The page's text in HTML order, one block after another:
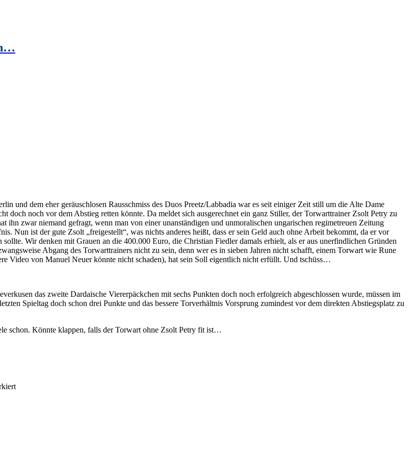
und dem eher geräuschlosen Rausschmiss des Duos Preetz/Labbadia war es seit einiger Zeit still um die Alte Dame
doch noch vor dem Abstieg retten könnte. Da meldet sich ausgerechnet ein ganz Stiller, der Torwarttrainer Zsolt Petry zu
zwar niemand gefragt, wenn man von einer unanständigen und unmoralischen ungarischen regimetreuen Zeitung
Nun ist der gute Zsolt „freigestellt“, was nichts anderes heißt, dass er sein Geld auch ohne Arbeit bekommt, da er vor
Wir denken mit Grauen an die 400.000 Euro, die Christian Fiedler damals erhielt, als er aus unerfindlichen Gründen
Abgang des Torwarttrainers nicht zu sein, denn wer es in sieben Jahren nicht schafft, einem Torwart wie Rune
Video von Manuel Neuer könnte nicht schaden), hat sein Soll eigentlich nicht erfüllt. Und tschüss…
das zweite Dardaische Viererpäckchen mit sechs Punkten doch noch erfolgreich abgeschlossen wurde, müssen im
Spieltag doch schon drei Punkte und das bessere Torverhältnis Vorsprung zumindest vor dem direkten Abstiegsplatz zu
schon. Könnte klappen, falls der Torwart ohne Zsolt Petry fit ist…